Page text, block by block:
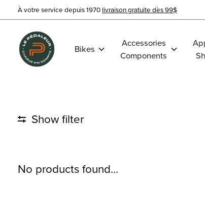
À votre service depuis 1970 livraison gratuite dès 99$
Bikes
Accessories
Components
Show filter
No products found...